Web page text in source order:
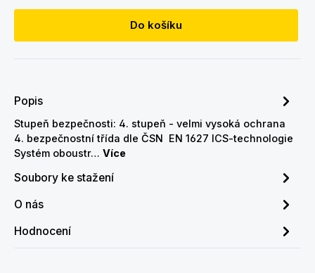
Do košíku
Popis
Stupeň bezpečnosti: 4. stupeň - velmi vysoká ochrana
4. bezpečnostní třída dle ČSN EN 1627 ICS-technologie
Systém oboustr… Více
Soubory ke stažení
O nás
Hodnocení